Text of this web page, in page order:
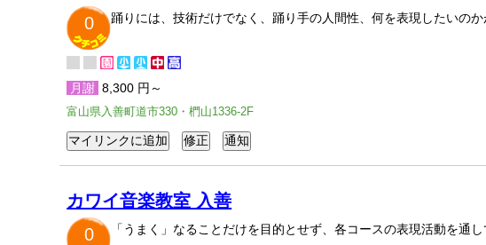
0
踊りには、技術だけでなく、踊り手の人間性、何を表現したいの
月謝 8,300 円～
富山県入善町道市330・椚山1336-2F
カワイ音楽教室 入善
0
「うまく」なることだけを目的とせず、各コースの表現活動を通